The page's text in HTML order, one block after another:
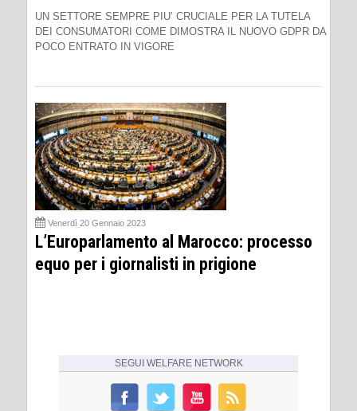
UN SETTORE SEMPRE PIU’ CRUCIALE PER LA TUTELA
DEI CONSUMATORI COME DIMOSTRA IL NUOVO GDPR DA
POCO ENTRATO IN VIGORE
Venerdì 20 Gennaio 2023
L’Europarlamento al Marocco: processo
equo per i giornalisti in prigione
SEGUI WELFARE NETWORK